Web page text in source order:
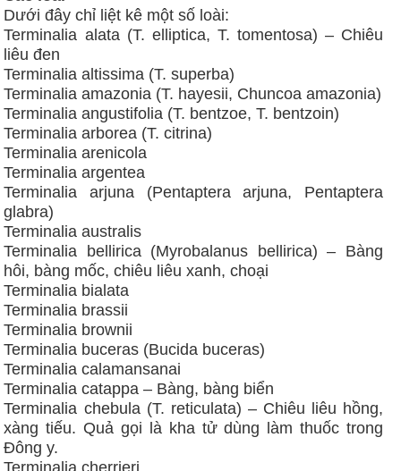
Dưới đây chỉ liệt kê một số loài:
Terminalia alata (T. elliptica, T. tomentosa) – Chiêu
liêu đen
Terminalia altissima (T. superba)
Terminalia amazonia (T. hayesii, Chuncoa amazonia)
Terminalia angustifolia (T. bentzoe, T. bentzoin)
Terminalia arborea (T. citrina)
Terminalia arenicola
Terminalia argentea
Terminalia arjuna (Pentaptera arjuna, Pentaptera
glabra)
Terminalia australis
Terminalia bellirica (Myrobalanus bellirica) – Bàng
hôi, bàng mốc, chiêu liêu xanh, choại
Terminalia bialata
Terminalia brassii
Terminalia brownii
Terminalia buceras (Bucida buceras)
Terminalia calamansanai
Terminalia catappa – Bàng, bàng biển
Terminalia chebula (T. reticulata) – Chiêu liêu hồng,
xàng tiếu. Quả gọi là kha tử dùng làm thuốc trong
Đông y.